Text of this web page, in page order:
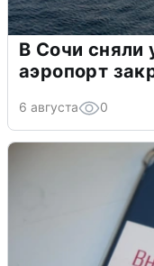
В Сочи сняли
аэропорт
6 августа 0